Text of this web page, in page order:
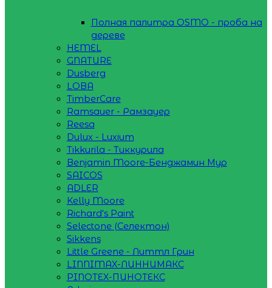
Полная палитра OSMO - проба на
дереве
HEMEL
GNATURE
Dusberg
LOBA
TimberCare
Ramsauer - Рамзауер
Reesa
Dulux - Luxium
Tikkurila - Тиккурила
Benjamin Moore-Бенджамин Мур
SAICOS
ADLER
Kelly Moore
Richard's Paint
Selectone (Селектон)
Sikkens
Little Greene - Литтл Грин
LINNIMAX-ЛИННИМАКС
PINOTEX-ПИНОТЕКС